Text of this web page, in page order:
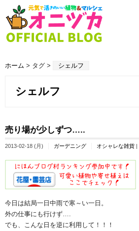
ホーム > タグ > シェルフ
シェルフ
売り場が少しずつ…..
2013-02-18 (月) ガーデニング オシャレな雑貨
今日は結局一日中雨で寒～い一日。
外の仕事にも行けず….
でも、こんな日を逆に利用して！！！